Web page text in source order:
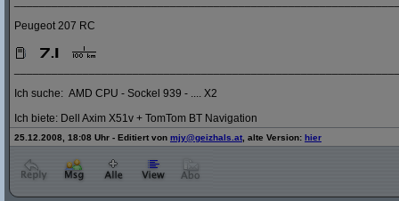
Peugeot 207 RC
Ich suche: AMD CPU - Sockel 939 - .... X2
Ich biete: Dell Axim X51v + TomTom BT Navigation
25.12.2008, 18:08 Uhr - Editiert von mjy@geizhals.at , alte Version: hier